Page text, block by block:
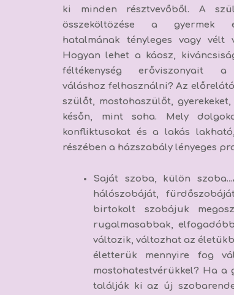
ki minden résztvevőből. A
összeköltözése a gyermek
hatalmának tényleges vagy vélt
Hogyan lehet a káosz,
féltékenység erőviszonyait a
váláshoz felhasználni? Az
szülőt, mostohaszülőt,
későn, mint soha. Mely
konfliktusokat és a lakás
részében a házszabály lényeges
Saját szoba, külön szoba
hálószobáját,
birtokolt szobájuk
rugalmasabbak,
változik, változhat az
életterük mennyire fog
mostohatestvérükkel? Ha a
találják ki az új